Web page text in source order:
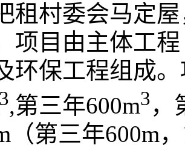
租村委会马定
项目由主体工
环保工程组成
3,第三年600m3，
（第三年600m